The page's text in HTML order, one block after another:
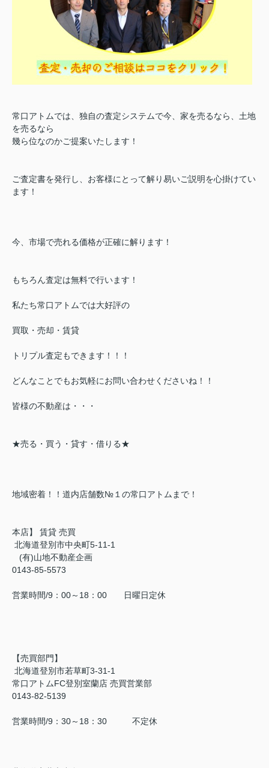
常口アトムでは、独自の査定システムで今、家を売るなら、土地
を売るなら
幾ら位なのかご提案いたします！
ご査定書を発行し、お客様にとって解り易いご説明を心掛けてい
ます！
今、市場で売れる価格が正確に解ります！
もちろん査定は無料で行います！
私たち常口アトムでは大好評の
買取・売却・賃貸
トリプル査定もできます！！！
どんなことでもお気軽にお問い合わせくださいね！！
皆様の不動産は・・・
★売る・買う・貸す・借りる★
地域密着！！道内店舗数№１の常口アトムまで！
本店】 賃貸 売買
北海道登別市中央町5-11-1
(有)山地不動産企画
0143-85-5573
営業時間/9：00～18：00 日曜日定休
【売買部門】
北海道登別市若草町3-31-1
常口アトムFC登別室蘭店 売買営業部
0143-82-5139
営業時間/9：30～18：30 不定休